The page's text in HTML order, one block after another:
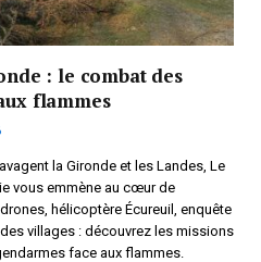
: le combat des
flammes
la Gironde et les Landes, Le
vous emmène au cœur de
hélicoptère Écureuil, enquête
villages : découvrez les missions
face aux flammes.